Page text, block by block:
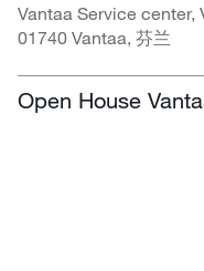
Vantaa Service center,
01740 Vantaa, 芬兰
Open House